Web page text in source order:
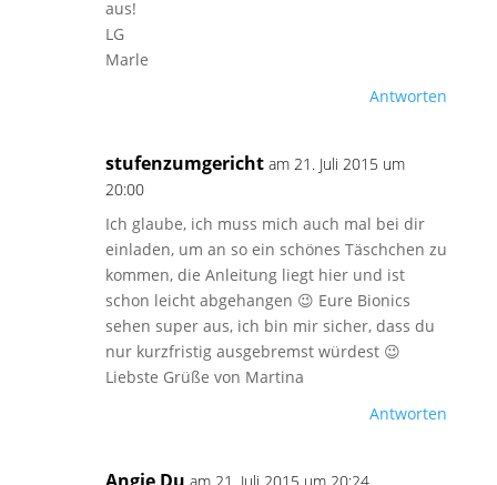
aus!
LG
Marle
Antworten
stufenzumgericht am 21. Juli 2015 um
20:00
Ich glaube, ich muss mich auch mal bei dir
einladen, um an so ein schönes Täschchen zu
kommen, die Anleitung liegt hier und ist
schon leicht abgehangen 😉 Eure Bionics
sehen super aus, ich bin mir sicher, dass du
nur kurzfristig ausgebremst würdest 😉
Liebste Grüße von Martina
Antworten